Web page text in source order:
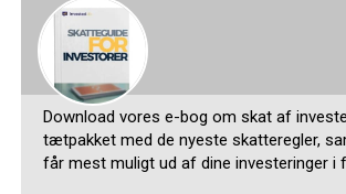
Download vores e-bog om skat af
tætpakket med de nyeste skatteregler,
får mest muligt ud af dine investeringer i